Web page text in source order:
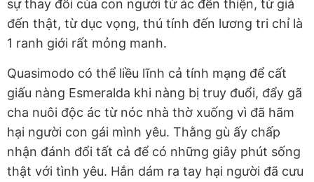
sự thay đổi của con người từ ác đến thiện, từ giả
đến thật, từ dục vọng, thú tính đến lương tri chỉ là
1 ranh giới rất mỏng manh.
Quasimodo có thể liều lĩnh cả tính mạng để cất
giấu nàng Esmeralda khi nàng bị truy đuổi, đẩy gã
cha nuôi độc ác từ nóc nhà thờ xuống vì đã hãm
hại người con gái mình yêu. Thằng gù ấy chấp
nhận đánh đổi tất cả để có những giây phút sống
thật với tình yêu. Hắn dám ra tay hại người đã cưu